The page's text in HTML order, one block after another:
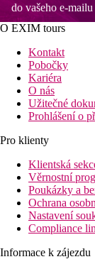
do vašeho e-mailu
O EXIM tours
Kontakt
Pobočky
Kariéra
O nás
Užitečné
Prohlášení o
Pro klienty
Klientská
Věrnostní
Poukázky a
Ochrana
Nastavení
Compliance
Informace k zájezdu